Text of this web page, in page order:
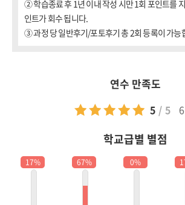
② 학습종료 후 1년 이내 작성 시만 1회 포인트를
인트가 회수 됩니다.
③ 과정 당 일반후기/포토후기 총 2회 등록이 가능
연수 만족도
5 / 5
학교급별 별점
17% 67% 0%